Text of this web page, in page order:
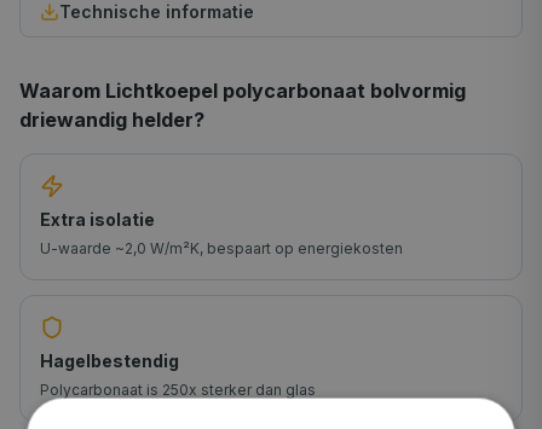
Technische informatie
Waarom Lichtkoepel polycarbonaat bolvormig
driewandig helder?
Extra isolatie
U-waarde ~2,0 W/m²K, bespaart op energiekosten
Hagelbestendig
Polycarbonaat is 250x sterker dan glas